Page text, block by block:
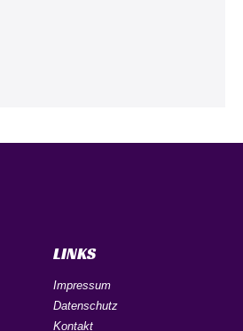
LINKS
Impressum
Datenschutz
Kontakt